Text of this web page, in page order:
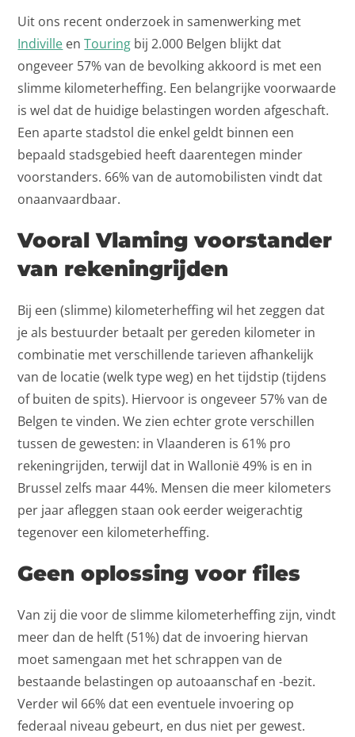
Uit ons recent onderzoek in samenwerking met
Indiville enTouring bij 2.000 Belgen blijkt dat
ongeveer 57% van de bevolking akkoord is met een
slimme kilometerheffing. Een belangrijke voorwaarde
is wel dat de huidige belastingen worden afgeschaft.
Een aparte stadstol die enkel geldt binnen een
bepaald stadsgebied heeft daarentegen minder
voorstanders. 66% van de automobilisten vindt dat
onaanvaardbaar.
Vooral Vlaming voorstander
van rekeningrijden
Bij een (slimme) kilometerheffing wil het zeggen dat
je als bestuurder betaalt per gereden kilometer in
combinatie met verschillende tarieven afhankelijk
van de locatie (welk type weg) en het tijdstip (tijdens
of buiten de spits). Hiervoor is ongeveer 57% van de
Belgen te vinden. We zien echter grote verschillen
tussen de gewesten: in Vlaanderen is 61% pro
rekeningrijden, terwijl dat in Wallonië 49% is en in
Brussel zelfs maar 44%. Mensen die meer kilometers
per jaar afleggen staan ook eerder weigerachtig
tegenover een kilometerheffing.
Geen oplossing voor files
Van zij die voor de slimme kilometerheffing zijn, vindt
meer dan de helft (51%) dat de invoering hiervan
moet samengaan met het schrappen van de
bestaande belastingen op autoaanschaf en -bezit.
Verder wil 66% dat een eventuele invoering op
federaal niveau gebeurt, en dus niet per gewest.